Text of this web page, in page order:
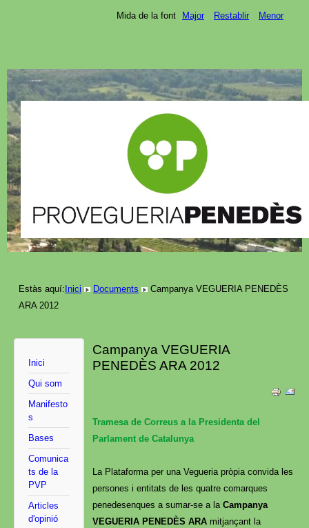
Mida de la font Major Restablir Menor
Estàs aquí:Inici Documents
Campanya VEGUERIA PENEDÈS
ARA 2012
Inici
Qui som
Manifesto
s
Bases
Comunica
ts de la
PVP
Articles
d'opinió
Campanya VEGUERIA
PENEDÈS ARA 2012
Tramesa de Correus a la Presidenta del
Parlament de Catalunya
La Plataforma per una Vegueria pròpia convida les
persones i entitats de les quatre comarques
penedesenques a sumar-se a laCampanya
VEGUERIA PENEDÈS ARA mitjançant la